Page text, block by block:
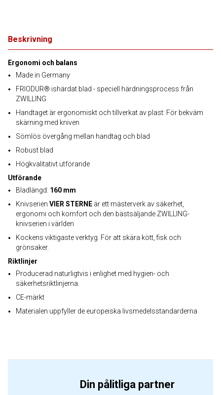
Beskrivning
Ergonomi och balans
Made in Germany
FRIODUR® ishärdat blad - speciell härdningsprocess från
ZWILLING
Handtaget är ergonomiskt och tillverkat av plast: För bekväm
skärning med kniven
Sömlös övergång mellan handtag och blad
Robust blad
Högkvalitativt utförande
Utförande
Bladlängd: 160 mm
Knivserien VIER STERNE är ett mästerverk av säkerhet,
ergonomi och komfort och den bästsäljande ZWILLING-
knivserien i världen
Kockens viktigaste verktyg. För att skära kött, fisk och
grönsaker.
Riktlinjer
Producerad naturligtvis i enlighet med hygien- och
säkerhetsriktlinjerna.
CE-märkt
Materialen uppfyller de europeiska livsmedelsstandarderna
Din pålitliga partner